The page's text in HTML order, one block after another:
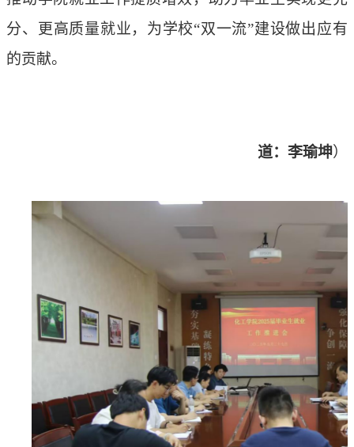
分、更高质量就业，为学校“双一流”建设做出应有
的贡献。
道：李瑜坤）